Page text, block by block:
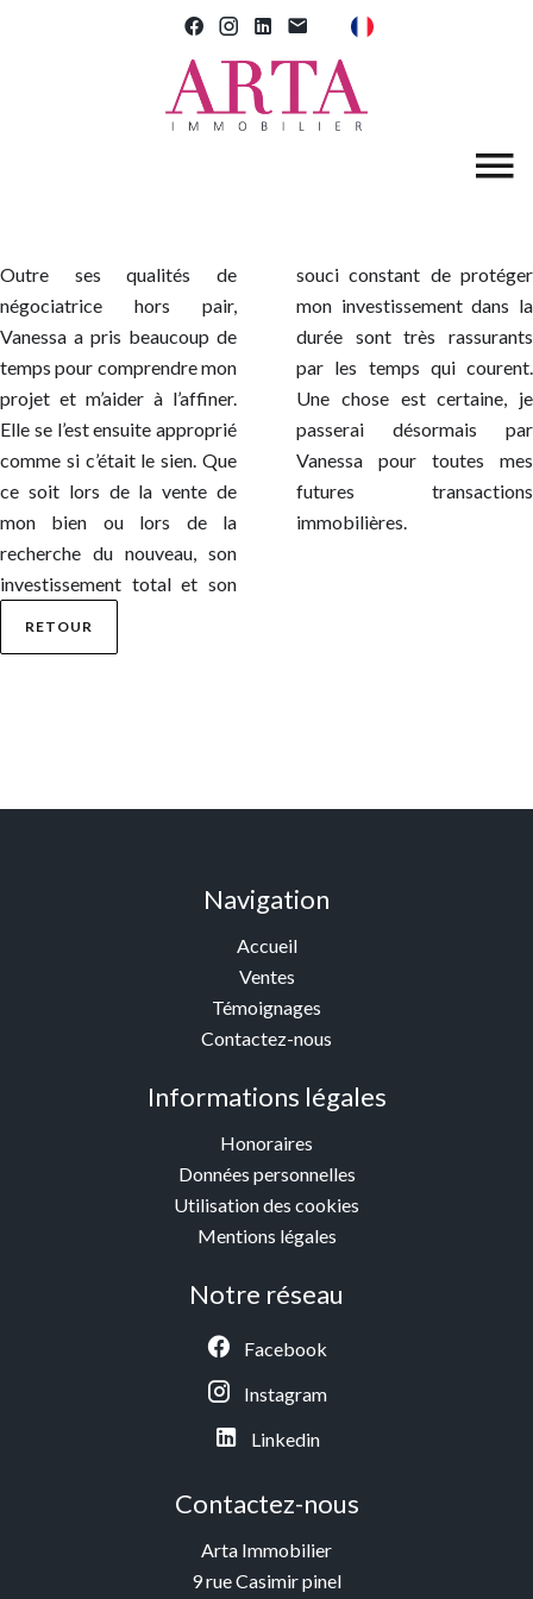
Outre ses qualités de
négociatrice hors pair,
Vanessa a pris beaucoup de
temps pour comprendre mon
projet et m’aider à l’affiner.
Elle se l’est ensuite approprié
comme si c’était le sien. Que
ce soit lors de la vente de
mon bien ou lors de la
recherche du nouveau, son
investissement total et son
souci constant de protéger
mon investissement dans la
durée sont très rassurants
par les temps qui courent.
Une chose est certaine, je
passerai désormais par
Vanessa pour toutes mes
futures transactions
immobilières.
RETOUR
Navigation
Accueil
Ventes
Témoignages
Contactez-nous
Informations légales
Honoraires
Données personnelles
Utilisation des cookies
Mentions légales
Notre réseau
Facebook
Instagram
Linkedin
Contactez-nous
Arta Immobilier
9 rue Casimir pinel